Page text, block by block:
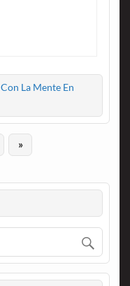
Con La Mente En
»